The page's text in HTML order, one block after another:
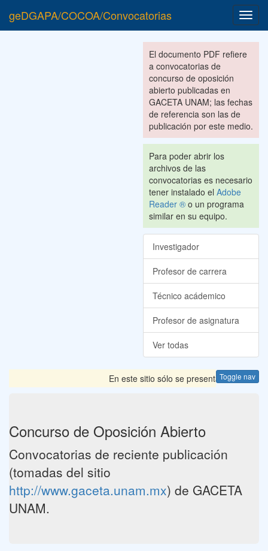
geDGAPA/COCOA/Convocatorias
El documento PDF refiere
a convocatorias de
concurso de oposición
abierto publicadas en
GACETA UNAM; las fechas
de referencia son las de
publicación por este medio.
Para poder abrir los
archivos de las
convocatorias es necesario
tener instalado el Adobe
Reader ® o un programa
similar en su equipo.
Investigador
Profesor de carrera
Técnico acádemico
Profesor de asignatura
Ver todas
Toggle nav
En este sitio sólo se presentan las
Concurso de Oposición Abierto
Convocatorias de reciente publicación
(tomadas del sitio
http://www.gaceta.unam.mx) de GACETA
UNAM.